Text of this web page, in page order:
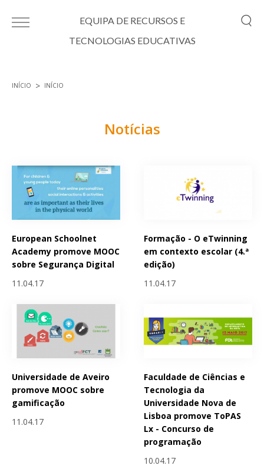
EQUIPA DE RECURSOS E
TECNOLOGIAS EDUCATIVAS
INÍCIO INÍCIO
Notícias
European Schoolnet
Academy promove MOOC
sobre Segurança Digital
11.04.17
Formação - O eTwinning
em contexto escolar (4.ª
edição)
11.04.17
Universidade de Aveiro
promove MOOC sobre
gamificação
11.04.17
Faculdade de Ciências e
Tecnologia da
Universidade Nova de
Lisboa promove ToPAS
Lx - Concurso de
programação
10.04.17
Páginas